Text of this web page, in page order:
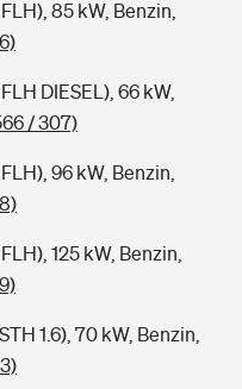
85 kW, Benzin,
DIESEL), 66 kW,
/ 307)
96 kW, Benzin,
125 kW, Benzin,
1.6), 70 kW, Benzin,